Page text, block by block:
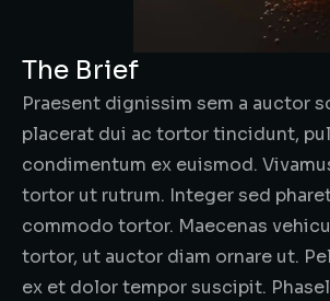
The Brief
Praesent dignissim sem a auctor
placerat dui ac tortor tincidunt,
condimentum ex euismod.
tortor ut rutrum. Integer sed
commodo tortor. Maecenas
tortor, ut auctor diam ornare ut.
ex et dolor tempor suscipit.